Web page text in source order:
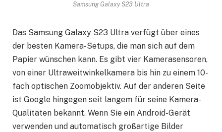
Samsung Galaxy S23 Ultra
Das Samsung Galaxy S23 Ultra verfügt über eines
der besten Kamera-Setups, die man sich auf dem
Papier wünschen kann. Es gibt vier Kamerasensoren,
von einer Ultraweitwinkelkamera bis hin zu einem 10-
fach optischen Zoomobjektiv. Auf der anderen Seite
ist Google hingegen seit langem für seine Kamera-
Qualitäten bekannt. Wenn Sie ein Android-Gerät
verwenden und automatisch großartige Bilder